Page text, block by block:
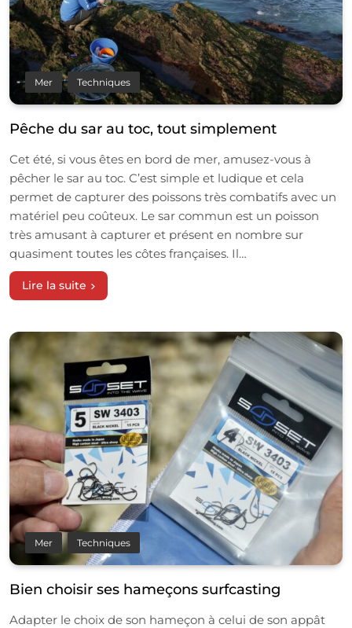
Mer Techniques
Pêche du sar au toc, tout simplement
Cet été, si vous êtes en bord de mer, amusez-vous à
pêcher le sar au toc. C’est simple et ludique et cela
permet de capturer des poissons très combatifs avec un
matériel peu coûteux. Le sar commun est un poisson
très amusant à capturer et présent en nombre sur
quasiment toutes les côtes françaises. Il…
Lire la suite
Mer Techniques
Bien choisir ses hameçons surfcasting
Adapter le choix de son hameçon à celui de son appât